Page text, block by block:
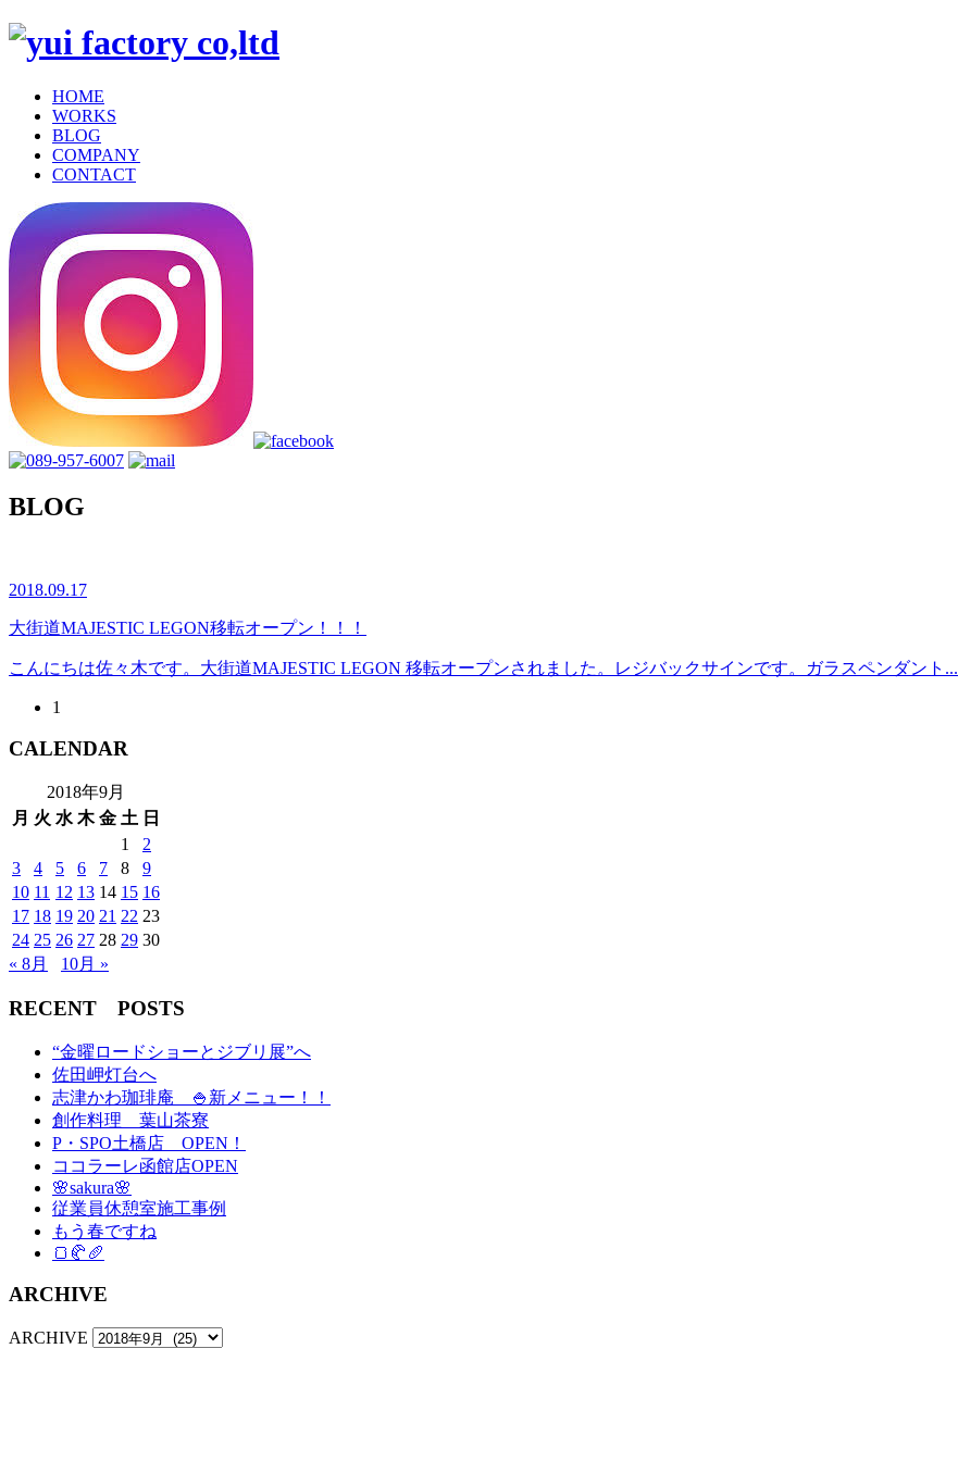
HOME
WORKS
BLOG
COMPANY
CONTACT
BLOG
2018.09.17
大街道MAJESTIC LEGON移転オープン！！！
こんにちは佐々木です。大街道MAJESTIC LEGON 移転オープンされました。レジバックサインです。ガラスペンダント...
1
CALENDAR
2018年9月
月 火 水 木 金 土 日
1
2
3
4 5 6 7 8
9
10 11 12 13 14 15 16
17 18 19 20 21 22 23
24 25 26 27 28 29 30
« 8月
10月 »
RECENT POSTS
“金曜ロードショーとジブリ展”へ
佐田岬灯台へ
志津かわ珈琲庵 🍚新メニュー！！
創作料理 葉山茶寮
P・SPO土橋店 OPEN！
ココラーレ函館店OPEN
🌸sakura🌸
従業員休憩室施工事例
もう春ですね
🍞🥐🥖
ARCHIVE
ARCHIVE